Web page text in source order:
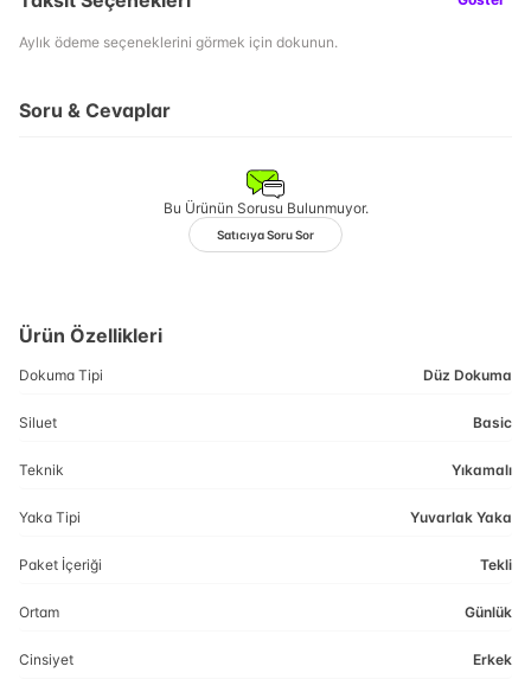
Aylık ödeme seçeneklerini görmek için dokunun.
Soru & Cevaplar
Bu Ürünün Sorusu Bulunmuyor.
Satıcıya Soru Sor
Ürün Özellikleri
Dokuma Tipi Düz Dokuma
Siluet Basic
Teknik Yıkamalı
Yaka Tipi Yuvarlak Yaka
Paket İçeriği Tekli
Ortam Günlük
Cinsiyet Erkek